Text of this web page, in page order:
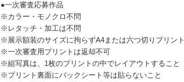
●一次審査応募作品
※カラー・モノクロ不問
※レタッチ・加工は不問
※展示額装のサイズに拘らずA4または六つ切りプリン
※一次審査用プリントは返却不可
※組写真は、1枚のプリントの中でレイアウトすること
※プリント裏面にバックシート等は貼らないこと